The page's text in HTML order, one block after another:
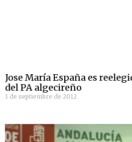
Jose María España es
del PA algecireño
1 de septiembre de 2012